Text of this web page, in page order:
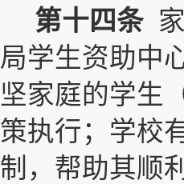
第十四条家
局学生资助中
坚家庭的学生
策执行；学校
制，帮助其顺